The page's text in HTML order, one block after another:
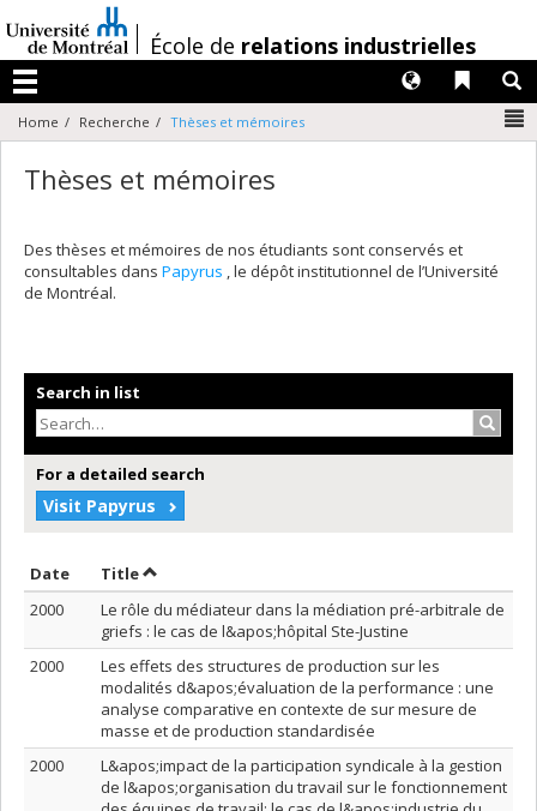
au
contenu
/École de relations industrielles
Menu
Liens
Langues
Home Recherche Thèses et mémoires
Thèses et mémoires
Des thèses et mémoires de nos étudiants sont conservés et
consultables dans Papyrus , le dépôt institutionnel de l’Université
de Montréal.
Search in list
For a detailed search
Visit Papyrus
Date Sort by date in descending order
TitleSort by title in descending order
2000
Le rôle du médiateur dans la médiation pré-arbitrale de
griefs : le cas de l&apos;hôpital Ste-Justine
2000
Les effets des structures de production sur les
modalités d&apos;évaluation de la performance : une
analyse comparative en contexte de sur mesure de
masse et de production standardisée
2000
L&apos;impact de la participation syndicale à la gestion
de l&apos;organisation du travail sur le fonctionnement